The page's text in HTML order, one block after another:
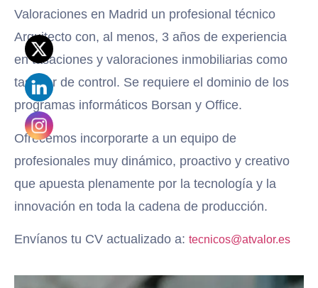
Valoraciones en Madrid un profesional técnico
Arquitecto con, al menos, 3 años de experiencia
en tasaciones y valoraciones inmobiliarias como
tasador de control. Se requiere el dominio de los
programas informáticos Borsan y Office.
Ofrecemos incorporarte a un equipo de
profesionales muy dinámico, proactivo y creativo
que apuesta plenamente por la tecnología y la
innovación en toda la cadena de producción.
Envíanos tu CV actualizado a: tecnicos@atvalor.es